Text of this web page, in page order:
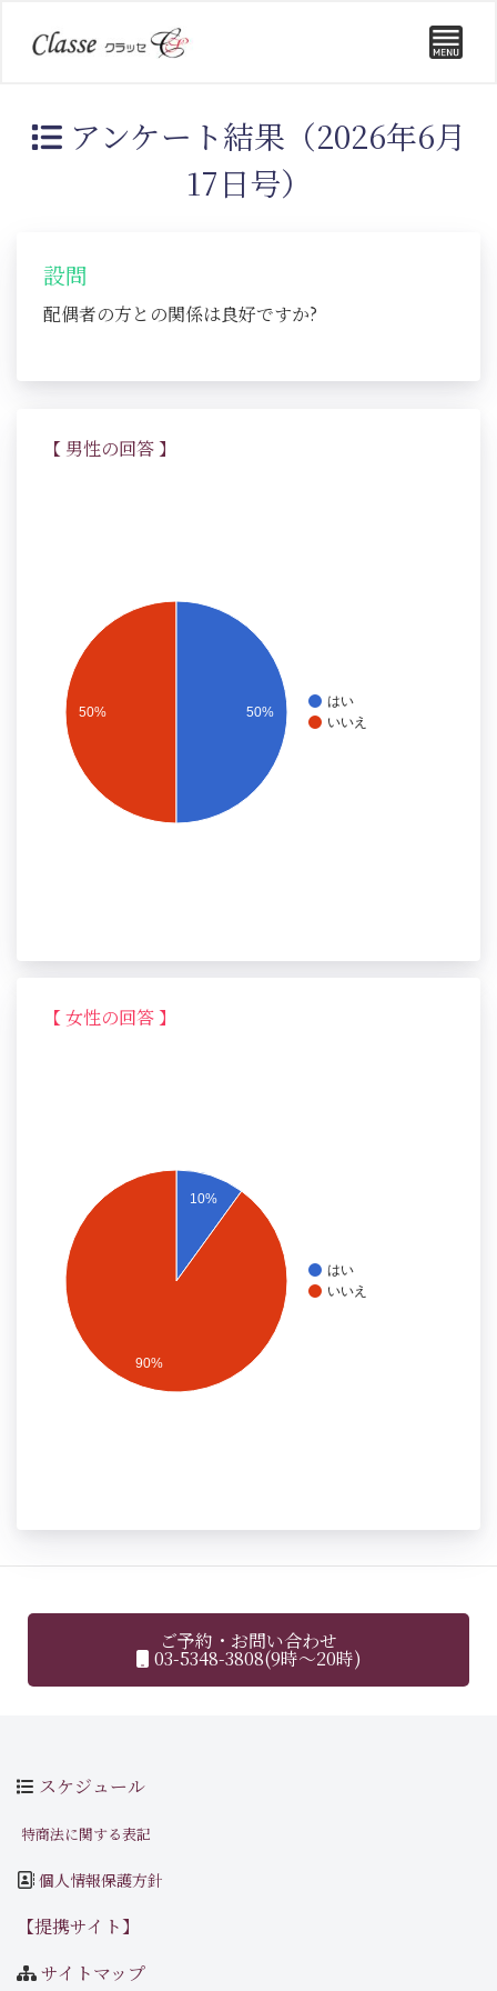
アンケート結果（2026年6月
17日号）
設問
配偶者の方との関係は良好ですか?
【 男性の回答 】
はい
いいえ
50% 50%
【 女性の回答 】
はい
いいえ
10%
90%
ご予約・お問い合わせ
03-5348-3808(9時～20時)
スケジュール
特商法に関する表記
個人情報保護方針
【提携サイト】
サイトマップ